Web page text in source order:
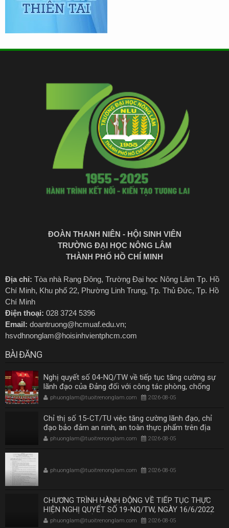
ĐOÀN THANH NIÊN - HỘI SINH VIÊN
TRƯỜNG ĐẠI HỌC NÔNG LÂM
THÀNH PHỐ HỒ CHÍ MINH
Địa chỉ: Tòa nhà Rạng Đông, Trường Đại học Nông Lâm Tp. Hồ
Chí Minh, Khu phố 22, Phường Linh Trung, Tp. Thủ Đức, Tp. Hồ
Chí Minh
Điện thoại: 028 3724 5396
Email: doantruong@hcmuaf.edu.vn;
hsvdhnonglam@hoisinhvientphcm.com
BÀI ĐĂNG
Nghị quyết số 04-NQ/TW về tiếp tục tăng cường sự
lãnh đạo của Đảng đối với công tác phòng, chống
tham nhũng, lãng phí, tiêu cực trong giai đoạn mới
phuonglam@tuoitrenonglam.com 2026-08-05
Chỉ thị số 15-CT/TU việc tăng cường lãnh đạo, chỉ
đạo bảo đảm an ninh, an toàn thực phẩm trên địa
bàn Thành phố Hồ Chí Minh
phuonglam@tuoitrenonglam.com 2026-08-05
phuonglam@tuoitrenonglam.com 2026-08-05
CHƯƠNG TRÌNH HÀNH ĐỘNG VỀ TIẾP TỤC THỰC
HIỆN NGHỊ QUYẾT SỐ 19-NQ/TW, NGÀY 16/6/2022
CỦA BAN CHẤP HÀNH TRUNG ƯƠNG KHÓA XIII VỀ
phuonglam@tuoitrenonglam.com 2026-08-05